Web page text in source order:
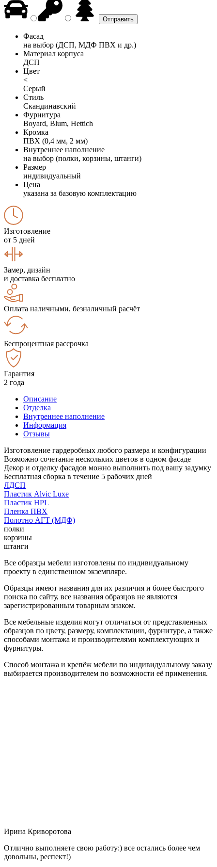
Фасад
на выбор (ДСП, МДФ ПВХ и др.)
Материал корпуса
ДСП
Цвет
<
Серый
Стиль
Скандинавский
Фурнитура
Boyard, Blum, Hettich
Кромка
ПВХ (0,4 мм, 2 мм)
Внутреннее наполнение
на выбор (полки, корзины, штанги)
Размер
индивидуальный
Цена
указана за базовую комплектацию
Изготовление
от 5 дней
Замер, дизайн
и доставка бесплатно
Оплата наличными, безналичный расчёт
Беспроцентная рассрочка
Гарантия
2 года
Описание
Отделка
Внутреннее наполнение
Информация
Отзывы
Изготовление гардеробных любого размера и конфигурации
Возможно сочетание нескольких цветов в одном фасаде
Декор и отделку фасадов можно выполнить под вашу задумку
Бесплатная сборка в течение 5 рабочих дней
ЛДСП
Пластик Alvic Luxe
Пластик HPL
Пленка ПВХ
Полотно АГТ (МДФ)
полки
корзины
штанги
Все образцы мебели изготовлены по индивидуальному
проекту в единственном экземпляре.
Образцы имеют названия для их различия и более быстрого
поиска по сайту, все названия образцов не являются
зарегистрированным товарным знаком.
Все мебельные изделия могут отличаться от представленных
образцов по цвету, размеру, комплектации, фурнитуре, а также
способами монтажа и производителями комплектующих и
фурнитуры.
Способ монтажа и крепёж мебели по индивидуальному заказу
выбирается производителем по возможности её применения.
Ирина Криворотова
Отлично выполняете свою работу:) все остались более чем
довольны, респект!)